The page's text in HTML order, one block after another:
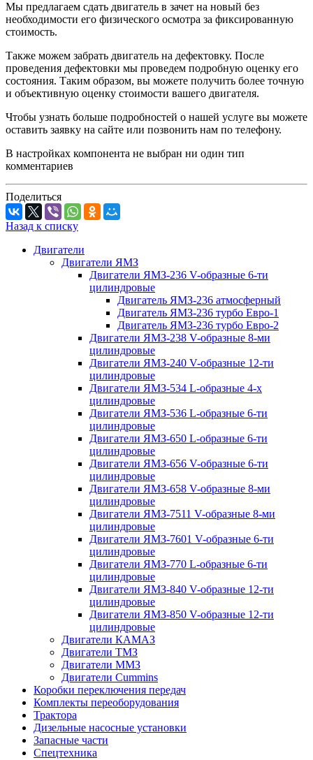
Мы предлагаем сдать двигатель в зачет на новый без
необходимости его физического осмотра за фиксированную
стоимость.
Также можем забрать двигатель на дефектовку. После
проведения дефектовки мы проведем подробную оценку его
состояния. Таким образом, вы можете получить более точную
и объективную оценку стоимости вашего двигателя.
Чтобы узнать больше подробностей о нашей услуге вы можете
оставить заявку на сайте или позвонить нам по телефону.
В настройках компонента не выбран ни один тип
комментариев
Поделиться
Назад к списку
Двигатели
Двигатели ЯМЗ
Двигатели ЯМЗ-236 V-образные 6-ти
цилиндровые
Двигатель ЯМЗ-236 атмосферный
Двигатель ЯМЗ-236 турбо Евро-1
Двигатель ЯМЗ-236 турбо Евро-2
Двигатели ЯМЗ-238 V-образные 8-ми
цилиндровые
Двигатели ЯМЗ-240 V-образные 12-ти
цилиндровые
Двигатели ЯМЗ-534 L-образные 4-х
цилиндровые
Двигатели ЯМЗ-536 L-образные 6-ти
цилиндровые
Двигатели ЯМЗ-650 L-образные 6-ти
цилиндровые
Двигатели ЯМЗ-656 V-образные 6-ти
цилиндровые
Двигатели ЯМЗ-658 V-образные 8-ми
цилиндровые
Двигатели ЯМЗ-7511 V-образные 8-ми
цилиндровые
Двигатели ЯМЗ-7601 V-образные 6-ти
цилиндровые
Двигатели ЯМЗ-770 L-образные 6-ти
цилиндровые
Двигатели ЯМЗ-840 V-образные 12-ти
цилиндровые
Двигатели ЯМЗ-850 V-образные 12-ти
цилиндровые
Двигатели КАМАЗ
Двигатели ТМЗ
Двигатели ММЗ
Двигатели Cummins
Коробки переключения передач
Комплекты переоборудования
Трактора
Дизельные насосные установки
Запасные части
Спецтехника